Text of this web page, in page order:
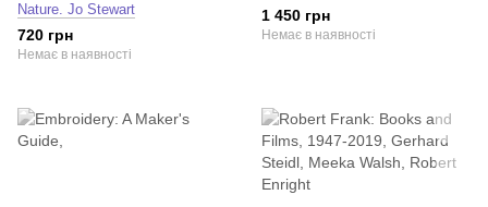
Nature. Jo Stewart
720 грн
Немає в наявності
1 450 грн
Немає в наявності